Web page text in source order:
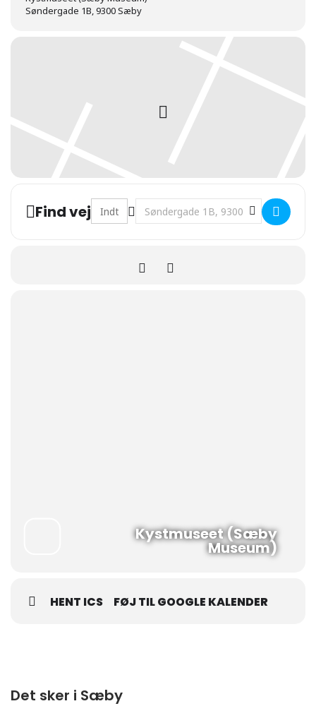
Søndergade 1B, 9300 Sæby
Find vej Address - Livet i den gamle købmandsgård
Destination Address - Livet i den
Kystmuseet (Sæby
Museum)
HENT ICS FØJ TIL GOOGLE KALENDER
Det sker i Sæby